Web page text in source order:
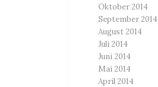
Oktober 2014
September 2014
August 2014
Juli 2014
Juni 2014
Mai 2014
April 2014